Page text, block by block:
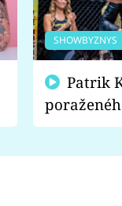
SHOWBYZNYS
fanoušci